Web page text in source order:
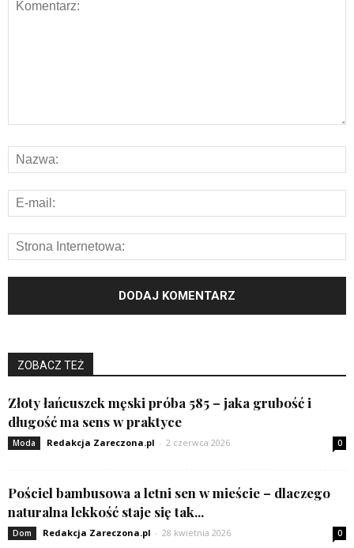
ZOBACZ TEŻ
Złoty łańcuszek męski próba 585 – jaka grubość i
długość ma sens w praktyce
Moda Redakcja Zareczona.pl - 2 czerwca 2026 0
Pościel bambusowa a letni sen w mieście – dlaczego
naturalna lekkość staje się tak...
Dom Redakcja Zareczona.pl - 28 kwietnia 2026 0